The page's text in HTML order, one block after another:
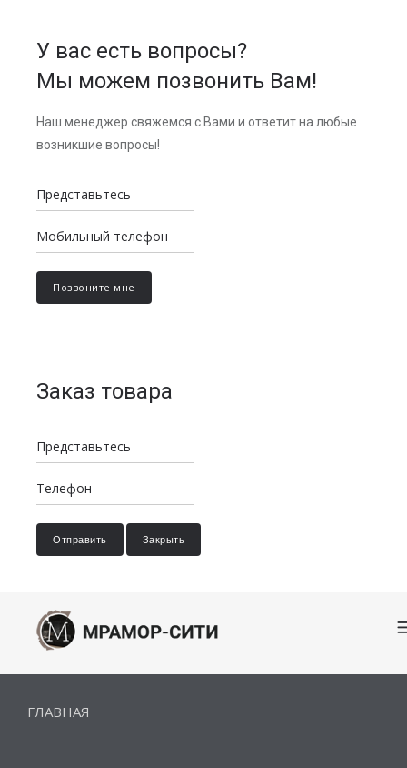
У вас есть вопросы?
Мы можем позвонить Вам!
Наш менеджер свяжемся с Вами и ответит на любые
возникшие вопросы!
Заказ товара
Отправить Закрыть
ГЛАВНАЯ